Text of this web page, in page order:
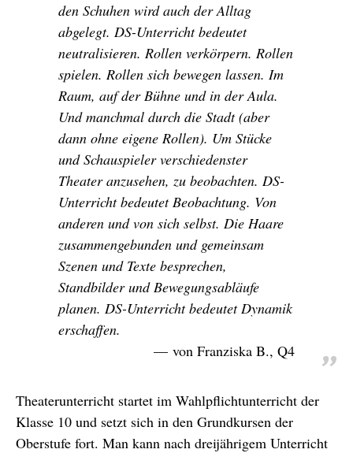
den Schuhen wird auch der Alltag
abgelegt. DS-Unterricht bedeutet
neutralisieren. Rollen verkörpern. Rollen
spielen. Rollen sich bewegen lassen. Im
Raum, auf der Bühne und in der Aula.
Und manchmal durch die Stadt (aber
dann ohne eigene Rollen). Um Stücke
und Schauspieler verschiedenster
Theater anzusehen, zu beobachten. DS-
Unterricht bedeutet Beobachtung. Von
anderen und von sich selbst. Die Haare
zusammengebunden und gemeinsam
Szenen und Texte besprechen,
Standbilder und Bewegungsabläufe
planen. DS-Unterricht bedeutet Dynamik
erschaffen.
von Franziska B., Q4
Theaterunterricht startet im Wahlpflichtunterricht der
Klasse 10 und setzt sich in den Grundkursen der
Oberstufe fort. Man kann nach dreijährigem Unterricht